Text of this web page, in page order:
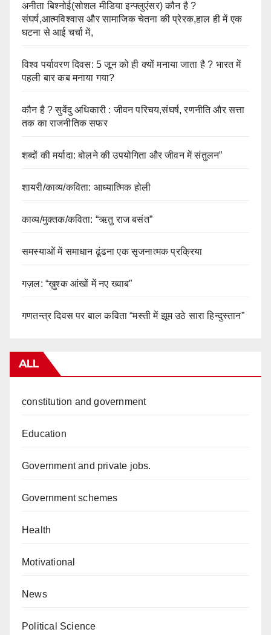
अनीता बिश्नोई(सोशल मीडिया इन्फ्लुएंसर) कौन है ?
संघर्ष,आत्मविश्वास और सामाजिक चेतना की प्रेरक,हाल ही में एक
घटना से आई चर्चा में,
विश्व पर्यावरण दिवस: 5 जून को ही क्यों मनाया जाता है ? भारत में
पहली बार कब मनाया गया?
कौन है ? सुवेंदु अधिकारी : जीवन परिचय,संघर्ष, रणनीति और सत्ता
तक का राजनीतिक सफर
शब्दों की मर्यादा: बोलने की उपयोगिता और जीवन में संतुलन”
शायरी/काव्य/कविता: आध्यात्मिक होली
काव्य/मुक्तक/कविता: “ऋतु राज बसंत”
समस्याओं में समाधान ढूंढना एक सृजनात्मक प्रक्रिया
गज़ल: “ख़ुश्क आंखों में नए ख्वाब”
गणतन्त्र दिवस पर बाल कविता “मस्ती में झूम उठे सारा हिन्दुस्तान”
ALL
constitution and government
Education
Government and private jobs.
Government schemes
Health
Motivational
News
Political Science